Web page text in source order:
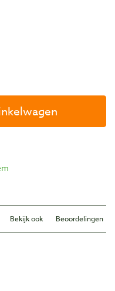
Bekijk ook Beoordelingen